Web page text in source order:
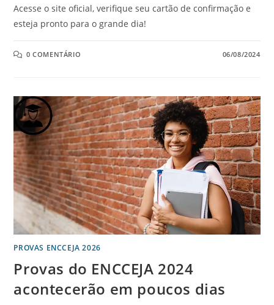
Acesse o site oficial, verifique seu cartão de confirmação e
esteja pronto para o grande dia!
0 COMENTÁRIO 06/08/2024
PROVAS ENCCEJA 2026
Provas do ENCCEJA 2024
acontecerão em poucos dias